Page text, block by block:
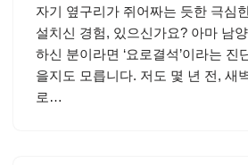
자기 옆구리가 쥐어짜는 듯한 극심
설치신 경험, 있으신가요? 아마 남
하신 분이라면 ‘요로결석’이라는 진
을지도 모릅니다. 저도 몇 년 전, 새
로…